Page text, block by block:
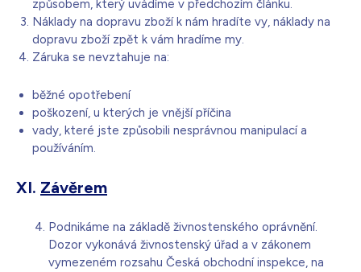
způsobem, který uvádíme v předchozím článku.
Náklady na dopravu zboží k nám hradíte vy, náklady na
dopravu zboží zpět k vám hradíme my.
Záruka se nevztahuje na:
běžné opotřebení
poškození, u kterých je vnější příčina
vady, které jste způsobili nesprávnou manipulací a
používáním.
XI. Závěrem
Podnikáme na základě živnostenského oprávnění.
Dozor vykonává živnostenský úřad a v zákonem
vymezeném rozsahu Česká obchodní inspekce, na